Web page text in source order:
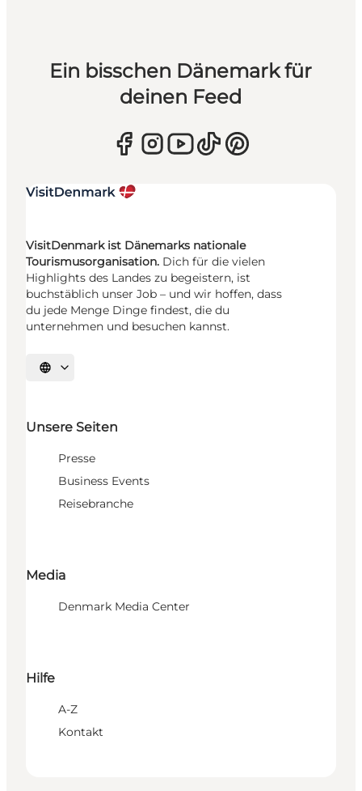
Ein bisschen Dänemark für
deinen Feed
VisitDenmark ist Dänemarks nationale
Tourismusorganisation. Dich für die vielen
Highlights des Landes zu begeistern, ist
buchstäblich unser Job – und wir hoffen, dass
du jede Menge Dinge findest, die du
unternehmen und besuchen kannst.
Sprache auswählen
Unsere Seiten
Presse
Business Events
Reisebranche
Media
Denmark Media Center
Hilfe
A-Z
Kontakt